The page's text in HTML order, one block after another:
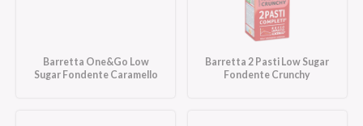
Barretta One&Go Low
Sugar Fondente Caramello
Barretta 2 Pasti Low Sugar
Fondente Crunchy